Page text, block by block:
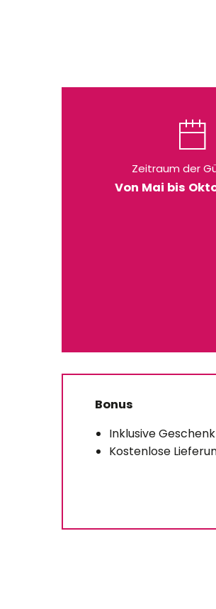
Zeitraum der
Von Mai bis
Bonus
Inklusive
Kostenlose